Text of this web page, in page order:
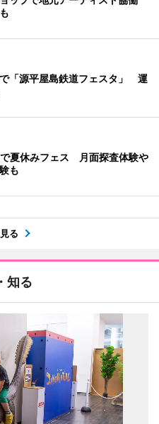
「源平屋島鉄道フェスタ」 運
夏休みフェス 月面探査体験や
も
る
知る